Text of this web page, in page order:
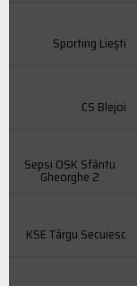
Sporting Liești
CS Blejoi
Sepsi OSK Sfântu
Gheorghe 2
KSE Târgu Secuiesc